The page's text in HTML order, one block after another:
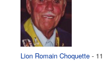
Lion Romain Choquette -